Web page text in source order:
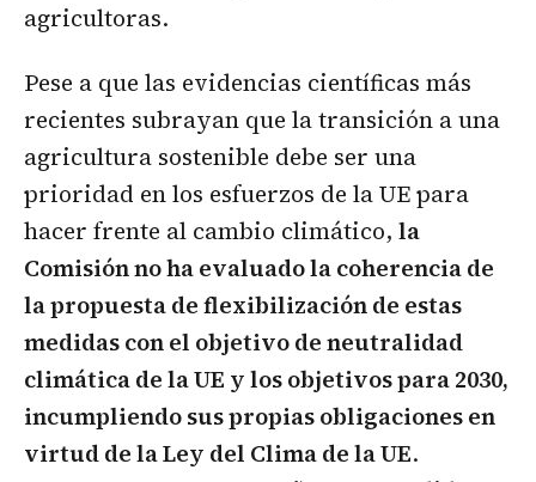
agricultoras.
Pese a que las evidencias científicas más
recientes subrayan que la transición a una
agricultura sostenible debe ser una
prioridad en los esfuerzos de la UE para
hacer frente al cambio climático, la
Comisión no ha evaluado la coherencia de
la propuesta de flexibilización de estas
medidas con el objetivo de neutralidad
climática de la UE y los objetivos para 2030,
incumpliendo sus propias obligaciones en
virtud de la Ley del Clima de la UE.